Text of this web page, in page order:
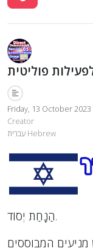
פוליטית
Friday, 13 October 2023
Creator
עִברִית Hebrew
הַנָחַת יְסוֹד.
מניעים המבוססים